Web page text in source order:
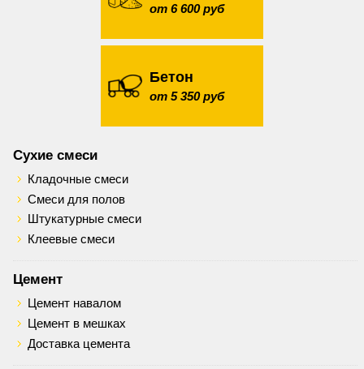
от 6 600 руб
Бетон
от 5 350 руб
Сухие смеси
Кладочные смеси
Смеси для полов
Штукатурные смеси
Клеевые смеси
Цемент
Цемент навалом
Цемент в мешках
Доставка цемента